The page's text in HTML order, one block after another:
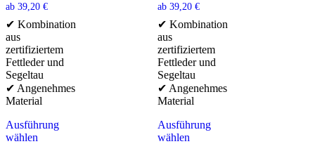
ab 39,20 €
✔ Kombination
aus
zertifiziertem
Fettleder und
Segeltau
✔ Angenehmes
Material
Ausführung
wählen
ab 39,20 €
✔ Kombination
aus
zertifiziertem
Fettleder und
Segeltau
✔ Angenehmes
Material
Ausführung
wählen